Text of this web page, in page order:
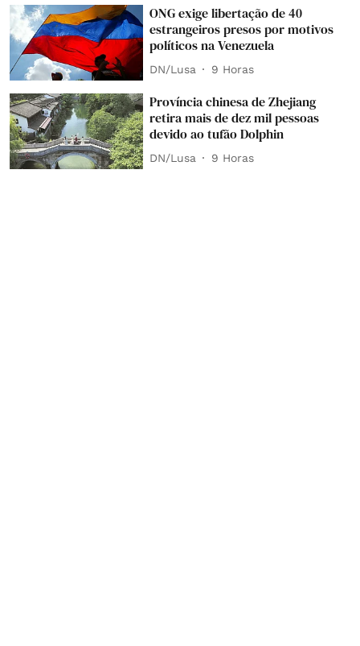
ONG exige libertação de 40
estrangeiros presos por motivos
políticos na Venezuela
DN/Lusa 9 Horas
Província chinesa de Zhejiang
retira mais de dez mil pessoas
devido ao tufão Dolphin
DN/Lusa 9 Horas